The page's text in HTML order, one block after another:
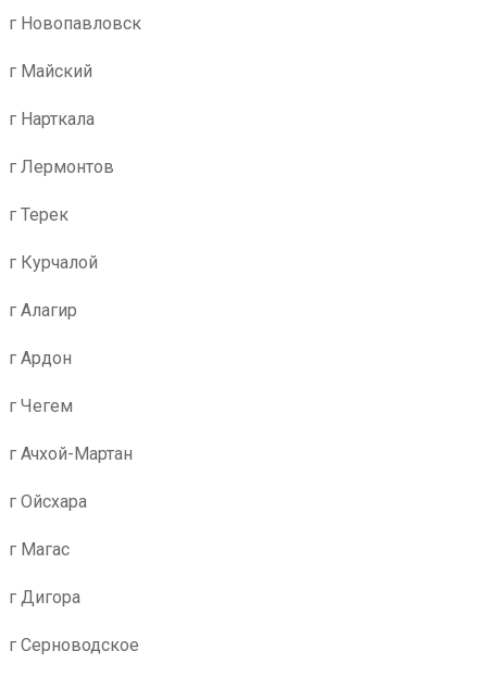
г Новопавловск
г Майский
г Нарткала
г Лермонтов
г Терек
г Курчалой
г Алагир
г Ардон
г Чегем
г Ачхой-Мартан
г Ойсхара
г Магас
г Дигора
г Серноводское